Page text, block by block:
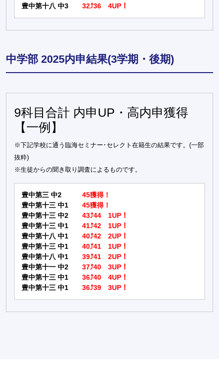
豊中第十八 中3
32⤴36 4UP！
中学部 2025内申結果(3学期・後期)
9科目合計 内申UP・高内申獲得
【一例】
※下記学校に通う臨海セミナー･セレクト在籍生の結果です。(一部
抜粋)
※生徒からの聞き取り調査によるものです。
豊中第三 中2
45獲得！
豊中第十三 中1
45獲得！
豊中第十三 中2
43⤴44 1UP！
豊中第十三 中1
41⤴42 1UP！
豊中第十八 中1
40⤴42 2UP！
豊中第十三 中1
40⤴41 1UP！
豊中第十八 中1
39⤴41 2UP！
豊中第十一 中2
37⤴40 3UP！
豊中第十三 中1
36⤴40 4UP！
豊中第十三 中1
36⤴39 3UP！